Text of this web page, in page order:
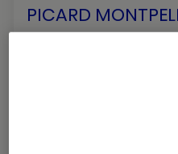
PICARD
ARENES
Votre magasin